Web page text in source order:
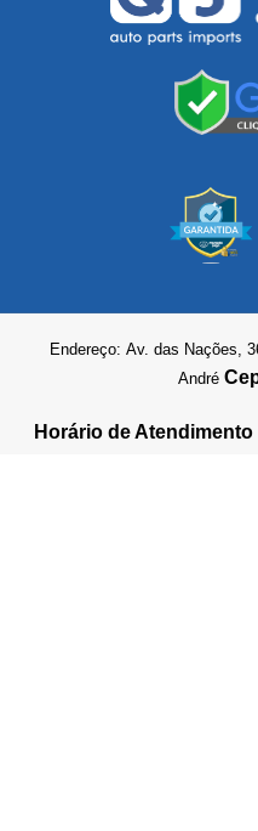
Endereço: Av. das Nações,
André
Horário de Atendimento